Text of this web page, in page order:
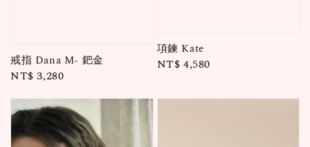
戒指 Dana M- 鈀金
Regular
NT$ 3,280
項鍊 Kate
Regular
NT$ 4,580